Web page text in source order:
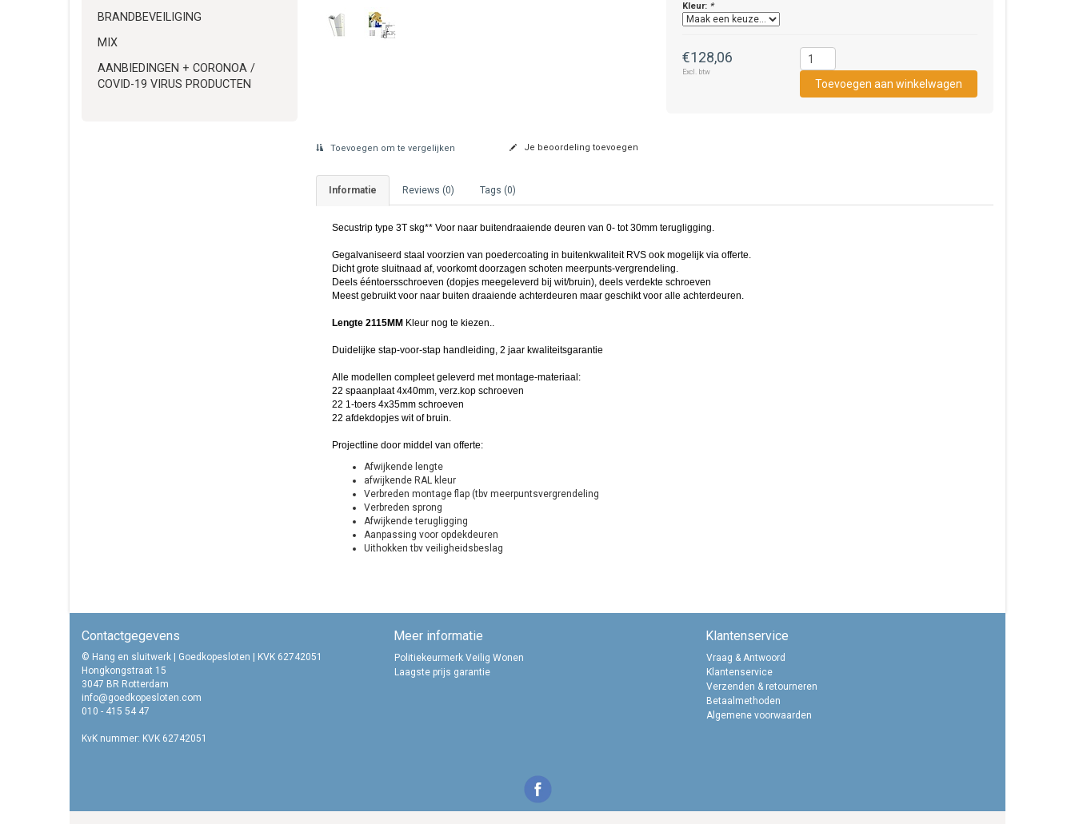
BRANDBEVEILIGING
MIX
AANBIEDINGEN + CORONOA /
COVID-19 VIRUS PRODUCTEN
Kleur: *
€128,06
Excl. btw
Toevoegen om te vergelijken Je beoordeling toevoegen
Informatie Reviews (0) Tags (0)
Secustrip type 3T skg** Voor naar buitendraaiende deuren van 0- tot 30mm terugligging.
Gegalvaniseerd staal voorzien van poedercoating in buitenkwaliteit RVS ook mogelijk via offerte.
Dicht grote sluitnaad af, voorkomt doorzagen schoten meerpunts-vergrendeling.
Deels ééntoersschroeven (dopjes meegeleverd bij wit/bruin), deels verdekte schroeven
Meest gebruikt voor naar buiten draaiende achterdeuren maar geschikt voor alle achterdeuren.
Lengte 2115MM Kleur nog te kiezen..
Duidelijke stap-voor-stap handleiding, 2 jaar kwaliteitsgarantie
Alle modellen compleet geleverd met montage-materiaal:
22 spaanplaat 4x40mm, verz.kop schroeven
22 1-toers 4x35mm schroeven
22 afdekdopjes wit of bruin.
Projectline door middel van offerte:
Afwijkende lengte
afwijkende RAL kleur
Verbreden montage flap (tbv meerpuntsvergrendeling
Verbreden sprong
Afwijkende terugligging
Aanpassing voor opdekdeuren
Uithokken tbv veiligheidsbeslag
Contactgegevens
© Hang en sluitwerk | Goedkopesloten | KVK 62742051
Hongkongstraat 15
3047 BR Rotterdam
info@goedkopesloten.com
010 - 415 54 47
KvK nummer: KVK 62742051
Meer informatie
Politiekeurmerk Veilig Wonen
Laagste prijs garantie
Klantenservice
Vraag & Antwoord
Klantenservice
Verzenden & retourneren
Betaalmethoden
Algemene voorwaarden